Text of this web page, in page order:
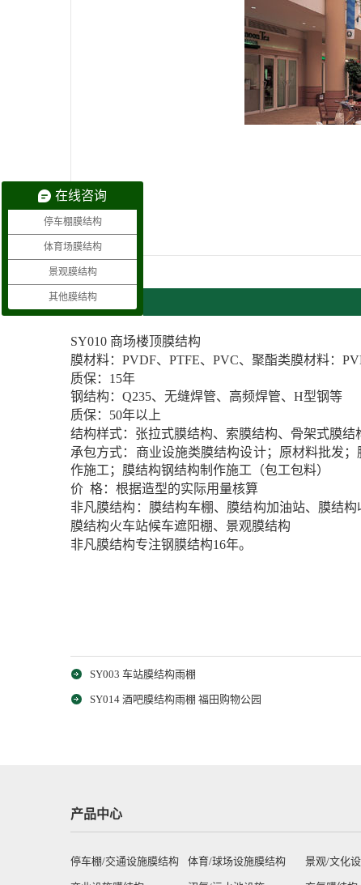
产品详情
SY010 商场楼顶膜结构
膜材料：PVDF、PTFE、PVC、聚酯类膜材料：
质保：15年
钢结构：Q235、无缝焊管、高频焊管、H型钢等
质保：50年以上
结构样式：张拉式膜结构、索膜结构、骨架式膜
承包方式：商业设施类膜结构设计；原材料批发
作施工；膜结构钢结构制作施工（包工包料）
价 格：根据造型的实际用量核算
非凡膜结构：膜结构车棚、膜结构加油站、膜结
膜结构火车站候车遮阳棚、景观膜结构
非凡膜结构专注钢膜结构16年。
SY003 车站膜结构雨棚
SY014 酒吧膜结构雨棚 福田购物公园
产品中心
停车棚/交通设施膜结构 体育/球场设施膜结构 景观/文化
在线咨询
停车棚膜结构
体育场膜结构
景观膜结构
其他膜结构